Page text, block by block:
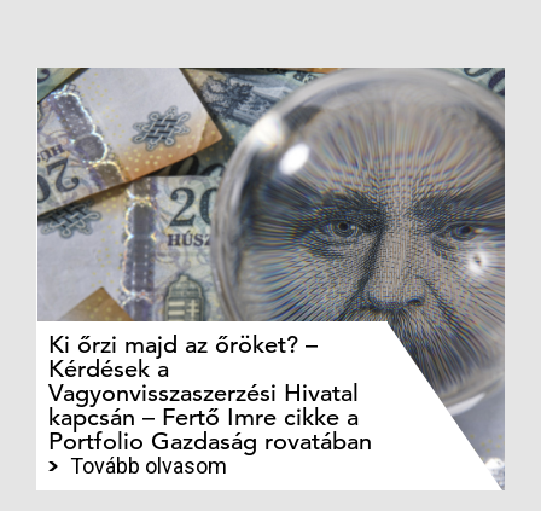
Ki őrzi majd az őröket? –
Kérdések a
Vagyonvisszaszerzési Hivatal
kapcsán – Fertő Imre cikke a
Portfolio Gazdaság rovatában
Tovább olvasom